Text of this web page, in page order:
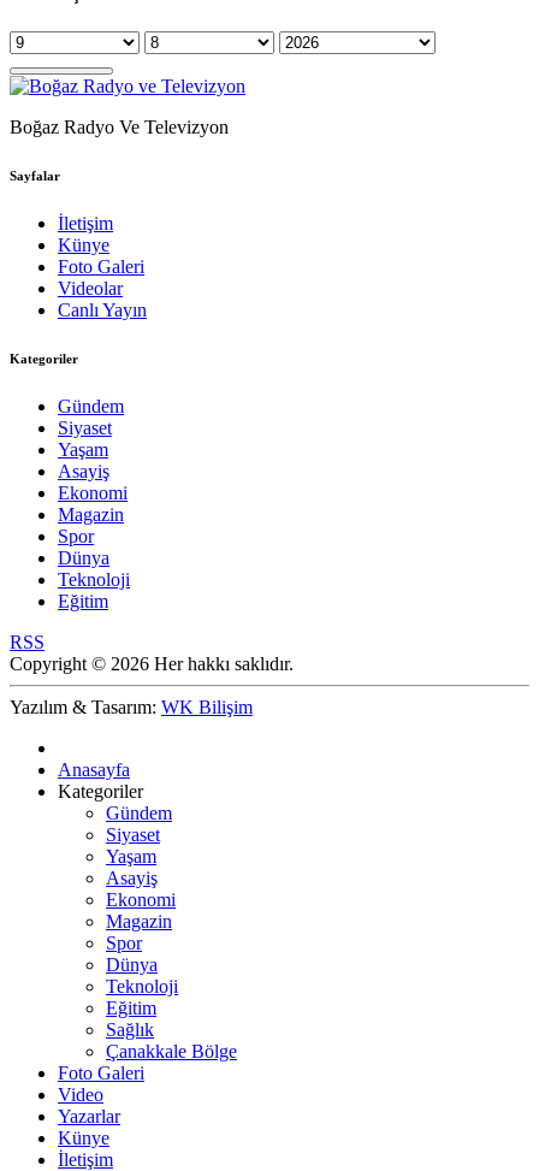
Boğaz Radyo Ve Televizyon
Sayfalar
İletişim
Künye
Foto Galeri
Videolar
Canlı Yayın
Kategoriler
Gündem
Siyaset
Yaşam
Asayiş
Ekonomi
Magazin
Spor
Dünya
Teknoloji
Eğitim
RSS
Copyright © 2026 Her hakkı saklıdır.
Yazılım & Tasarım: WK Bilişim
Anasayfa
Kategoriler
Gündem
Siyaset
Yaşam
Asayiş
Ekonomi
Magazin
Spor
Dünya
Teknoloji
Eğitim
Sağlık
Çanakkale Bölge
Foto Galeri
Video
Yazarlar
Künye
İletişim